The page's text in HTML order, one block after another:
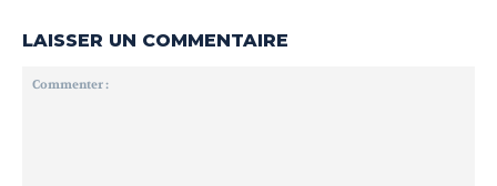
LAISSER UN COMMENTAIRE